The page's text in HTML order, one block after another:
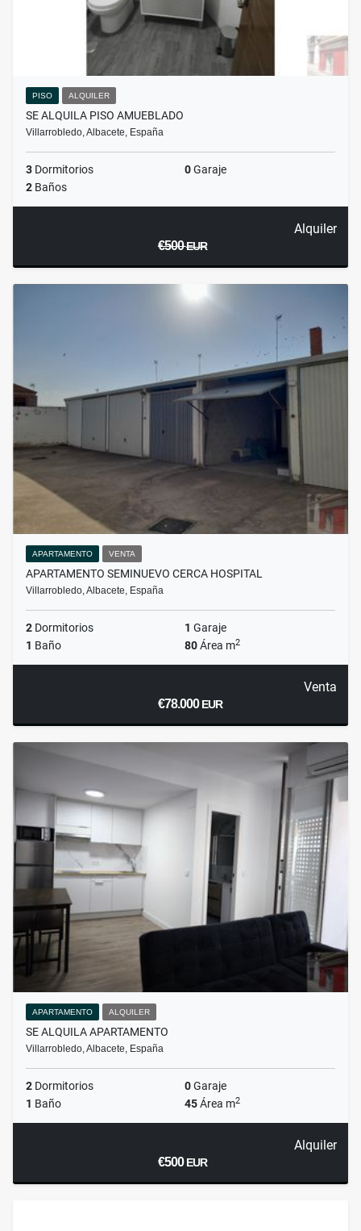
PISO ALQUILER
SE ALQUILA PISO AMUEBLADO
Villarrobledo, Albacete, España
3 Dormitorios 0Garaje
2 Baños
Alquiler
€500EUR
APARTAMENTO VENTA
APARTAMENTO SEMINUEVO CERCA HOSPITAL
Villarrobledo, Albacete, España
2 Dormitorios 1 Garaje
1 Baño 80Área m2
Venta
€78.000EUR
APARTAMENTO ALQUILER
SE ALQUILA APARTAMENTO
Villarrobledo, Albacete, España
2 Dormitorios 0Garaje
1 Baño 45Área m2
Alquiler
€500EUR